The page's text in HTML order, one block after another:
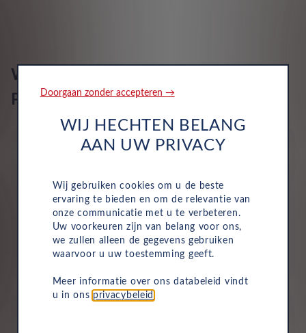
0 maanden abonnement op Mirrorlink, Apple draadloze
Wat is inbegrepen in een Leasys
Private Lease?
Wegenbelasting
Motorrijtuigenbelasting is volledig inbegrepen in je
maandelijkse kosten, dus je hoeft dit niet zelf te
betalen.
Doorgaan zonder accepteren →
WIJ HECHTEN BELANG
AAN UW PRIVACY
Wij gebruiken cookies om u de beste
ervaring te bieden en om de relevantie van
onze communicatie met u te verbeteren.
Uw voorkeuren zijn van belang voor ons,
we zullen alleen de gegevens gebruiken
waarvoor u uw toestemming geeft.
Meer informatie over ons databeleid vindt
u in ons privacybeleid